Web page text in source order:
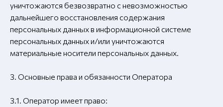
уничтожаются безвозвратно с невозможностью
дальнейшего восстановления содержания
персональных данных в информационной системе
персональных данных и/или уничтожаются
материальные носители персональных данных.
3. Основные права и обязанности Оператора
3.1. Оператор имеет право: